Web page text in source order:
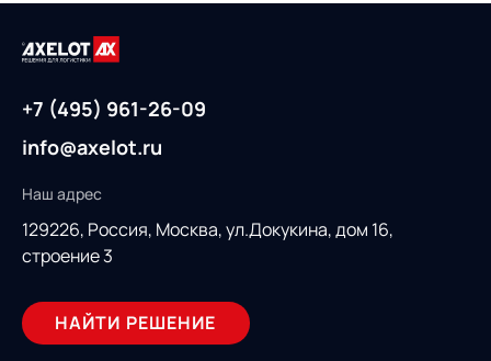
+7 (495) 961-26-09
info@axelot.ru
Наш адрес
129226, Россия, Москва, ул.Докукина, дом 16,
строение 3
НАЙТИ РЕШЕНИЕ